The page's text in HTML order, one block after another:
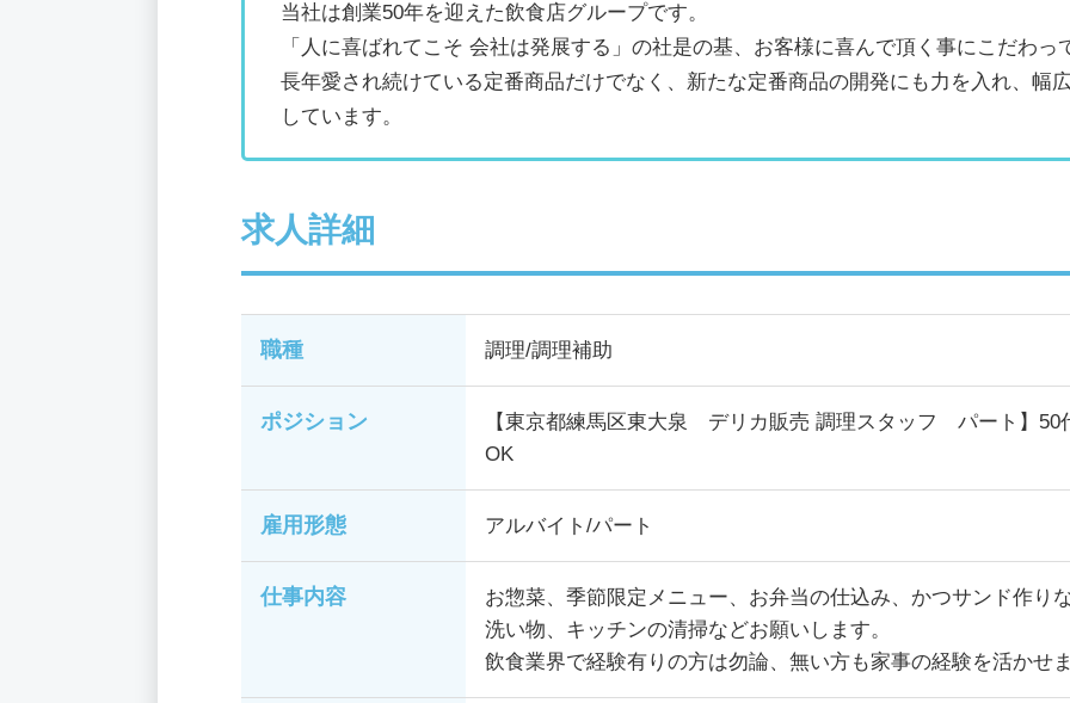
当社は創業50年を迎えた飲食店グループです。
「人に喜ばれてこそ 会社は発展する」の社是の基、お客様に喜んで頂く事にこだわっ
長年愛され続けている定番商品だけでなく、新たな定番商品の開発にも力を入れ、幅
しています。
求人詳細
職種 調理/調理補助
ポジション
【東京都練馬区東大泉 デリカ販売 調理スタッフ パート】
OK
雇用形態 アルバイト/パート
仕事内容
お惣菜、季節限定メニュー、お弁当の仕込み、かつサンド作り
洗い物、キッチンの清掃などお願いします。
飲食業界で経験有りの方は勿論、無い方も家事の経験を活かせ